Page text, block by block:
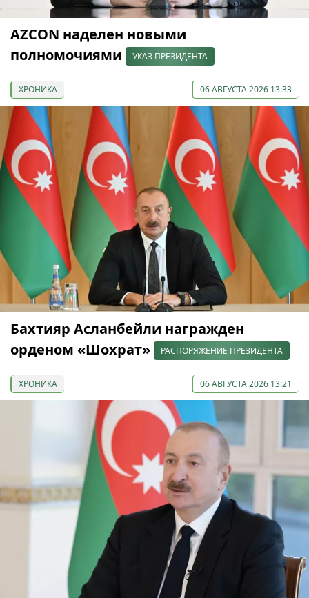
AZCON наделен новыми
полномочиями
УКАЗ ПРЕЗИДЕНТА
ХРОНИКА 06 АВГУСТА 2026 13:33
Бахтияр Асланбейли награжден
орденом «Шохрат»
РАСПОРЯЖЕНИЕ ПРЕЗИДЕНТА
ХРОНИКА 06 АВГУСТА 2026 13:21